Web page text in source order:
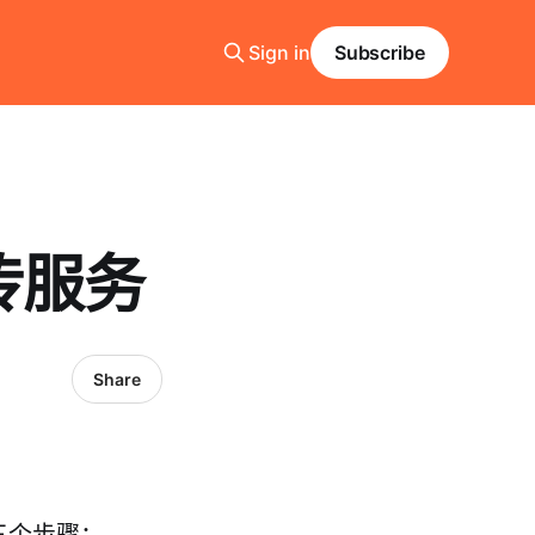
Sign in Subscribe
服务
Share